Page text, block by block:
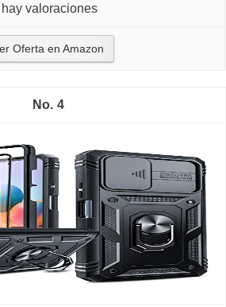
hay valoraciones
Oferta en Amazon
4